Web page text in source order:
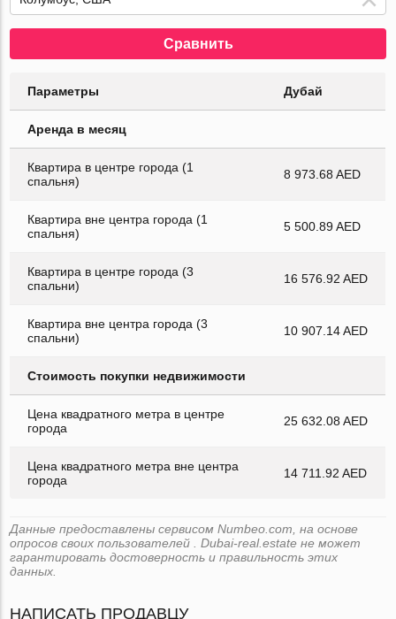
Сравнить
Параметры Дубай
Аренда в месяц
Квартира в центре города (1
спальня)
8 973.68 AED
Квартира вне центра города (1
спальня)
5 500.89 AED
Квартира в центре города (3
спальни)
16 576.92 AED
Квартира вне центра города (3
спальни)
10 907.14 AED
Стоимость покупки недвижимости
Цена квадратного метра в центре
города
25 632.08 AED
Цена квадратного метра вне центра
города
14 711.92 AED
Данные предоставлены сервисом Numbeo.com, на основе
опросов своих пользователей . Dubai-real.estate не может
гарантировать достоверность и правильность этих
данных.
НАПИСАТЬ ПРОДАВЦУ